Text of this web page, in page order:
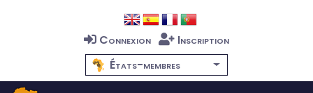
Connexion
Inscription
États-membres